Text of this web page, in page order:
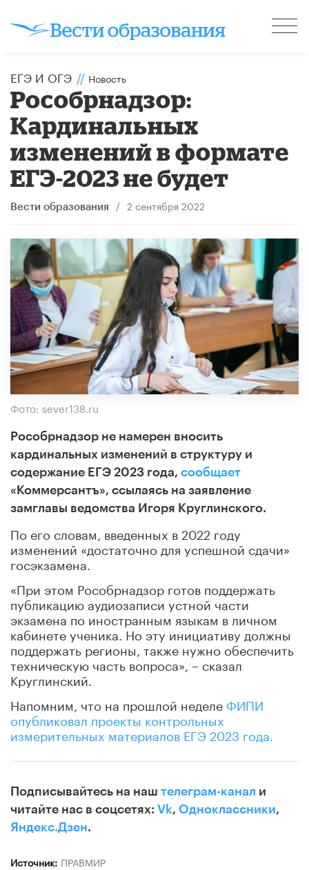
ЕГЭ И ОГЭ // Новость
Рособрнадзор:
Кардинальных
изменений в формате
ЕГЭ-2023 не будет
Вести образования / 2 сентября 2022
Фото: sever138.ru
Рособрнадзор не намерен вносить
кардинальных изменений в структуру и
содержание ЕГЭ 2023 года, сообщает
«Коммерсантъ», ссылаясь на заявление
замглавы ведомства Игоря Круглинского.
По его словам, введенных в 2022 году
изменений «достаточно для успешной сдачи»
госэкзамена.
«При этом Рособрнадзор готов поддержать
публикацию аудиозаписи устной части
экзамена по иностранным языкам в личном
кабинете ученика. Но эту инициативу должны
поддержать регионы, также нужно обеспечить
техническую часть вопроса», – сказал
Круглинский.
Напомним, что на прошлой неделе ФИПИ
опубликовал проекты контрольных
измерительных материалов ЕГЭ 2023 года.
Подписывайтесь на наш телеграм-канал и
читайте нас в соцсетях: Vk, Одноклассники,
Яндекс.Дзен.
Источник: ПРАВМИР